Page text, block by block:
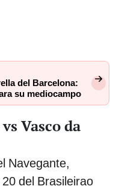
del Barcelona:
su mediocampo
Vasco da
Navegante,
del Brasileirao